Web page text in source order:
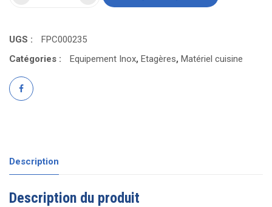
UGS :
FPC000235
Catégories :
Equipement Inox, Etagères, Matériel cuisine
Description
Description du produit